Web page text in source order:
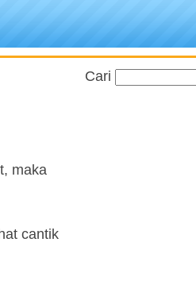
maka
cantik
Cari